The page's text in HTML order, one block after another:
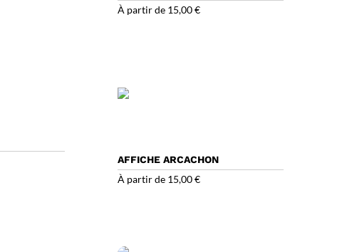
À partir de 15,00€
AFFICHE ARCACHON
À partir de 15,00€